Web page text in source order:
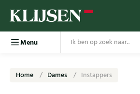
Menu
Home Dames Instappers